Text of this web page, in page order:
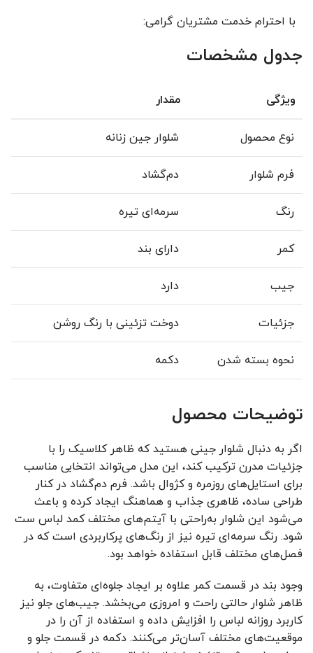
با احترام خدمت مشتریان گرامی:
جدول مشخصات
ویژگی مقدار
نوع محصول شلوار جین زنانه
فرم شلوار دم‌گشاد
رنگ سرمه‌ای تیره
کمر دارای بند
جیب دارد
جزئیات دوخت تزئینی با رنگ روشن
نحوه بسته شدن دکمه
توضیحات محصول
اگر به دنبال شلوار جینی هستید که ظاهر کلاسیک را با
جزئیات مدرن ترکیب کند، این مدل می‌تواند انتخابی مناسب
برای استایل‌های روزمره و کژوال باشد. فرم دم‌گشاد در کنار
طراحی ساده، ظاهری جذاب و هماهنگ ایجاد کرده و باعث
می‌شود این شلوار به‌راحتی با آیتم‌های مختلف کمد لباس ست
شود. رنگ سرمه‌ای تیره نیز از رنگ‌های پرکاربردی است که در
فصل‌های مختلف قابل استفاده خواهد بود.
وجود بند در قسمت کمر علاوه بر ایجاد جلوه‌ای متفاوت، به
ظاهر شلوار حالتی راحت و امروزی می‌بخشد. جیب‌های جلو نیز
کاربرد روزانه لباس را افزایش داده و استفاده از آن را در
موقعیت‌های مختلف آسان‌تر می‌کنند. دکمه در قسمت جلو و